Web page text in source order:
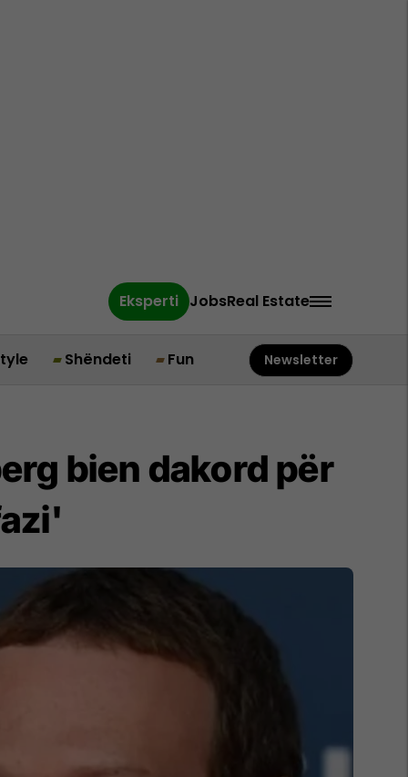
Eksperti JobsReal Estate
Shëndeti Fun Newsletter
bien dakord për